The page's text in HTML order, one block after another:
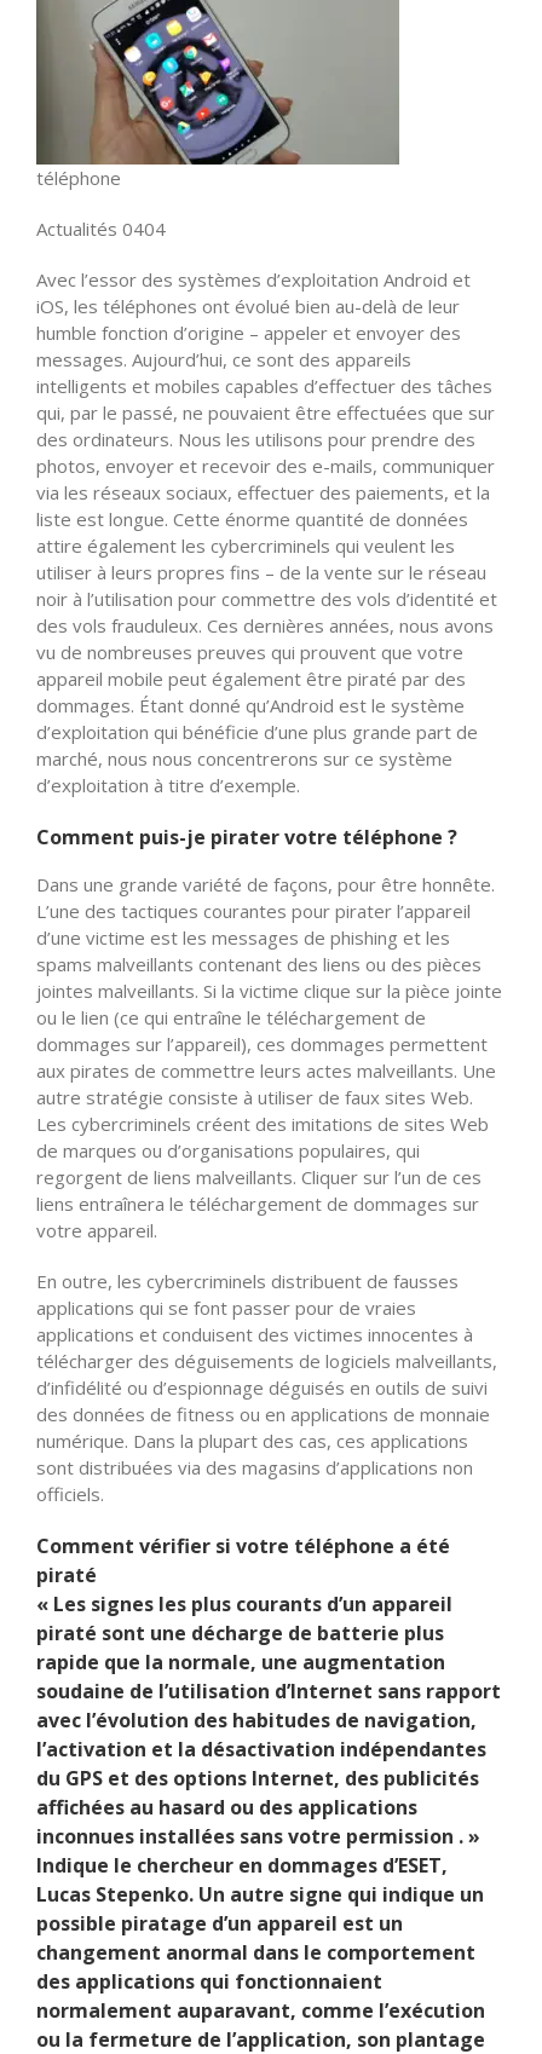
téléphone
Actualités 0404
Avec l’essor des systèmes d’exploitation Android et
iOS, les téléphones ont évolué bien au-delà de leur
humble fonction d’origine – appeler et envoyer des
messages. Aujourd’hui, ce sont des appareils
intelligents et mobiles capables d’effectuer des tâches
qui, par le passé, ne pouvaient être effectuées que sur
des ordinateurs. Nous les utilisons pour prendre des
photos, envoyer et recevoir des e-mails, communiquer
via les réseaux sociaux, effectuer des paiements, et la
liste est longue. Cette énorme quantité de données
attire également les cybercriminels qui veulent les
utiliser à leurs propres fins – de la vente sur le réseau
noir à l’utilisation pour commettre des vols d’identité et
des vols frauduleux. Ces dernières années, nous avons
vu de nombreuses preuves qui prouvent que votre
appareil mobile peut également être piraté par des
dommages. Étant donné qu’Android est le système
d’exploitation qui bénéficie d’une plus grande part de
marché, nous nous concentrerons sur ce système
d’exploitation à titre d’exemple.
Comment puis-je pirater votre téléphone ?
Dans une grande variété de façons, pour être honnête.
L’une des tactiques courantes pour pirater l’appareil
d’une victime est les messages de phishing et les
spams malveillants contenant des liens ou des pièces
jointes malveillants. Si la victime clique sur la pièce jointe
ou le lien (ce qui entraîne le téléchargement de
dommages sur l’appareil), ces dommages permettent
aux pirates de commettre leurs actes malveillants. Une
autre stratégie consiste à utiliser de faux sites Web.
Les cybercriminels créent des imitations de sites Web
de marques ou d’organisations populaires, qui
regorgent de liens malveillants. Cliquer sur l’un de ces
liens entraînera le téléchargement de dommages sur
votre appareil.
En outre, les cybercriminels distribuent de fausses
applications qui se font passer pour de vraies
applications et conduisent des victimes innocentes à
télécharger des déguisements de logiciels malveillants,
d’infidélité ou d’espionnage déguisés en outils de suivi
des données de fitness ou en applications de monnaie
numérique. Dans la plupart des cas, ces applications
sont distribuées via des magasins d’applications non
officiels.
Comment vérifier si votre téléphone a été
piraté
« Les signes les plus courants d’un appareil
piraté sont une décharge de batterie plus
rapide que la normale, une augmentation
soudaine de l’utilisation d’Internet sans rapport
avec l’évolution des habitudes de navigation,
l’activation et la désactivation indépendantes
du GPS et des options Internet, des publicités
affichées au hasard ou des applications
inconnues installées sans votre permission . »
Indique le chercheur en dommages d’ESET,
Lucas Stepenko. Un autre signe qui indique un
possible piratage d’un appareil est un
changement anormal dans le comportement
des applications qui fonctionnaient
normalement auparavant, comme l’exécution
ou la fermeture de l’application, son plantage